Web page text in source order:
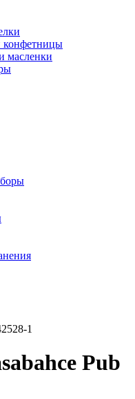
конфетницы
масленки
1
Pub